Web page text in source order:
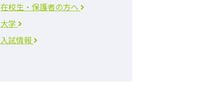
在校生・保護者の方へ
大学
入試情報